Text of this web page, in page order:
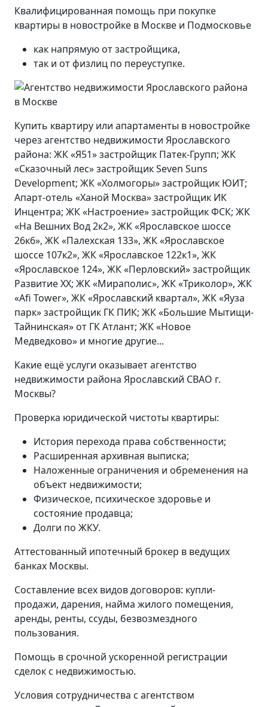
Квалифицированная помощь при покупке
квартиры в новостройке в Москве и Подмосковье
как напрямую от застройщика,
так и от физлиц по переуступке.
Купить квартиру или апартаменты в новостройке
через агентство недвижимости Ярославского
района: ЖК «Я51» застройщик Патек-Групп; ЖК
«Сказочный лес» застройщик Seven Suns
Development; ЖК «Холмогоры» застройщик ЮИТ;
Апарт-отель «Ханой Москва» застройщик ИК
Инцентра; ЖК «Настроение» застройщик ФСК; ЖК
«На Вешних Вод 2к2», ЖК «Ярославское шоссе
26к6», ЖК «Палехская 133», ЖК «Ярославское
шоссе 107к2», ЖК «Ярославское 122к1», ЖК
«Ярославское 124», ЖК «Перловский» застройщик
Развитие XX; ЖК «Мираполис», ЖК «Триколор», ЖК
«Afi Tower», ЖК «Ярославский квартал», ЖК «Яуза
парк» застройщик ГК ПИК; ЖК «Большие Мытищи-
Тайнинская» от ГК Атлант; ЖК «Новое
Медведково» и многие другие...
Какие ещё услуги оказывает агентство
недвижимости района Ярославский СВАО г.
Москвы?
Проверка юридической чистоты квартиры:
История перехода права собственности;
Расширенная архивная выписка;
Наложенные ограничения и обременения на
объект недвижимости;
Физическое, психическое здоровье и
состояние продавца;
Долги по ЖКУ.
Аттестованный ипотечный брокер в ведущих
банках Москвы.
Составление всех видов договоров: купли-
продажи, дарения, найма жилого помещения,
аренды, ренты, ссуды, безвозмездного
пользования.
Помощь в срочной ускоренной регистрации
сделок с недвижимостью.
Условия сотрудничества с агентством